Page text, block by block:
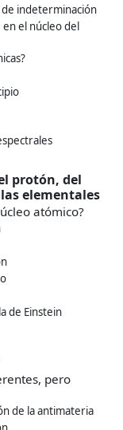
de indeterminación
el núcleo del
protón, del
elementales
atómico?
de Einstein
pero
de la antimateria